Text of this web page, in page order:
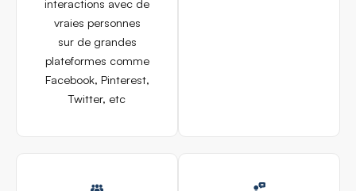
interactions avec de
vraies personnes
sur de grandes
plateformes comme
Facebook, Pinterest,
Twitter, etc